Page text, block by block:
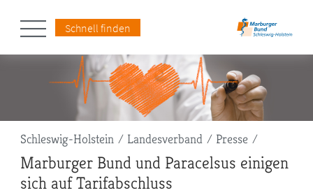
Schnell finden
Pfadnavigation
Schleswig-Holstein Landesverband Presse
Marburger Bund und Paracelsus einigen
sich auf Tarifabschluss